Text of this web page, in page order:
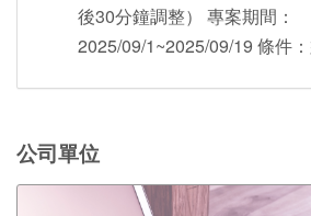
後30分鐘調整） 專案期間：
2025/09/1~2025/09/19 條件
公司單位